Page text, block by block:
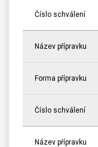
Číslo schválení
Název přípravku
Forma přípravku
Číslo schválení
Název přípravku